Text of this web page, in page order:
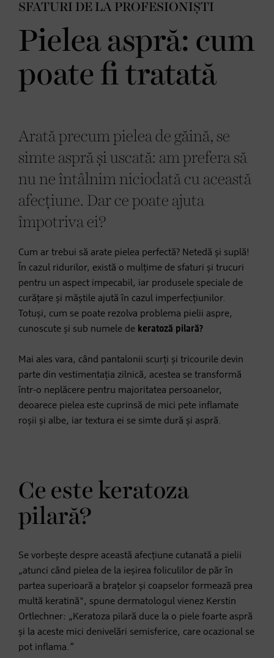
SFATURI DE LA PROFESIONIȘTI
Pielea aspră: cum
poate fi tratată
Arată precum pielea de găină, se
simte aspră și uscată: am prefera să
nu ne întâlnim niciodată cu această
afecțiune. Dar ce poate ajuta
împotriva ei?
Cum ar trebui să arate pielea perfectă? Netedă și suplă!
În cazul ridurilor, există o mulțime de sfaturi și trucuri
pentru un aspect impecabil, iar produsele speciale de
curățare și măștile ajută în cazul imperfecțiunilor.
Totuși, cum se poate rezolva problema pielii aspre,
cunoscute și sub numele de keratoză pilară?
Mai ales vara, când pantalonii scurți și tricourile devin
parte din vestimentația zilnică, acestea se transformă
într-o neplăcere pentru majoritatea persoanelor,
deoarece pielea este cuprinsă de mici pete inflamate
roșii și albe, iar textura ei se simte dură și aspră.
Ce este keratoza
pilară?
Se vorbește despre această afecțiune cutanată a pielii
„atunci când pielea de la ieșirea foliculilor de păr în
partea superioară a brațelor și coapselor formează prea
multă keratină", spune dermatologul vienez Kerstin
Ortlechner: „Keratoza pilară duce la o piele foarte aspră
și la aceste mici denivelări semisferice, care ocazional se
pot inflama.”